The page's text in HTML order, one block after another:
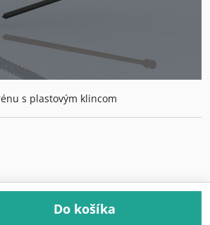
s plastovým klincom
Do košíka